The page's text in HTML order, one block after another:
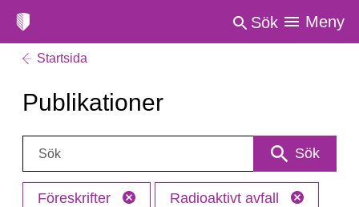
Sök Meny
Startsida
Publikationer
Sök: Sök
Föreskrifter Radioaktivt avfall